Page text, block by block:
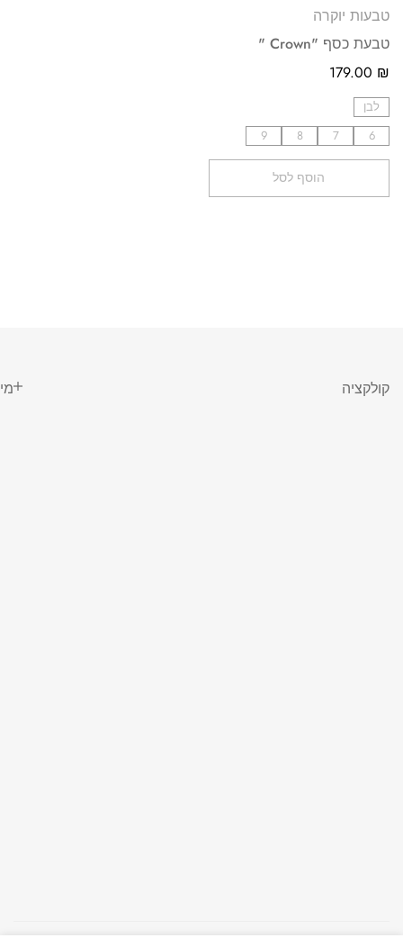
טבעות יוקרה
טבעת כסף "Crown "
179.00 ₪
לבן
6
7
8
9
הוסף לסל
קולקציה